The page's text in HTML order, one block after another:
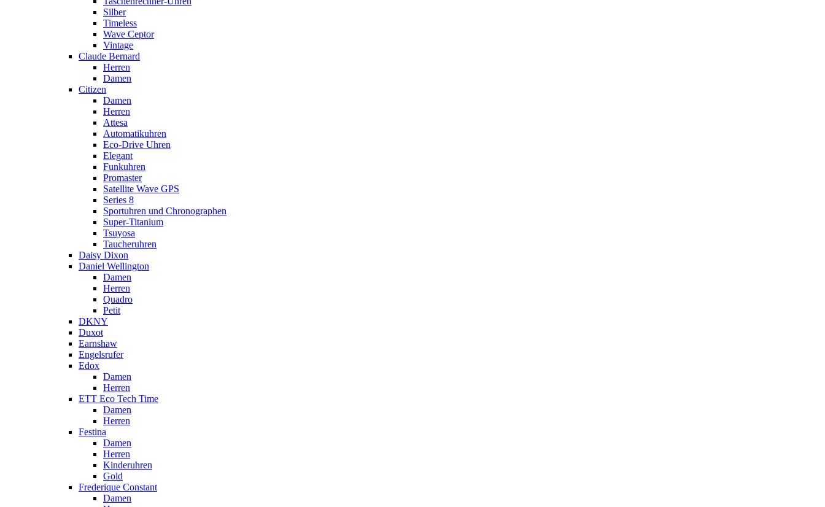
Silber
Timeless
Wave Ceptor
Vintage
Claude Bernard
Herren
Damen
Citizen
Damen
Herren
Attesa
Automatikuhren
Eco-Drive Uhren
Elegant
Funkuhren
Promaster
Satellite Wave GPS
Series 8
Sportuhren und Chronographen
Super-Titanium
Tsuyosa
Taucheruhren
Daisy Dixon
Daniel Wellington
Damen
Herren
Quadro
Petit
DKNY
Duxot
Earnshaw
Engelsrufer
Edox
Damen
Herren
ETT Eco Tech Time
Damen
Herren
Festina
Damen
Herren
Kinderuhren
Gold
Frederique Constant
Damen